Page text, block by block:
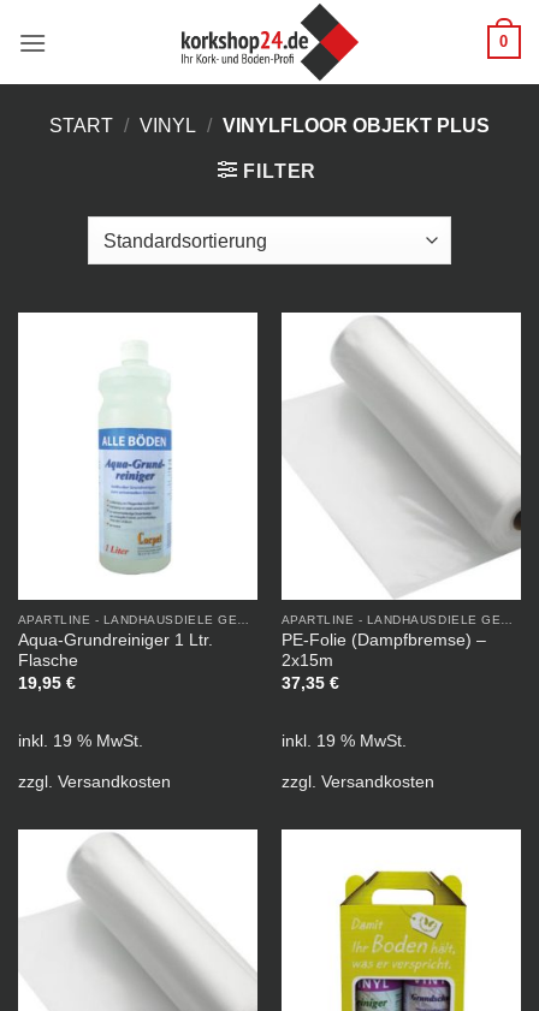
Inhalt
0
START / VINYL / VINYLFLOOR OBJEKT PLUS
FILTER
Aqua-Grundreiniger 1 Ltr.
Flasche
19,95 €
inkl. 19 % MwSt.
zzgl. Versandkosten
PE-Folie (Dampfbremse) –
2x15m
37,35 €
inkl. 19 % MwSt.
zzgl. Versandkosten